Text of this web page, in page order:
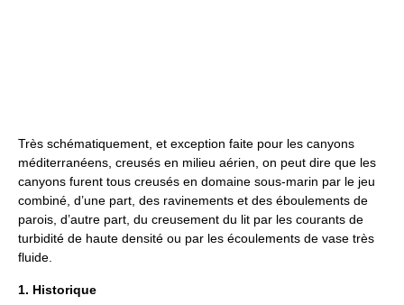
Très schématiquement, et exception faite pour les canyons
méditerranéens, creusés en milieu aérien, on peut dire que les
canyons furent tous creusés en domaine sous-marin par le jeu
combiné, d’une part, des ravinements et des éboulements de
parois, d’autre part, du creusement du lit par les courants de
turbidité de haute densité ou par les écoulements de vase très
fluide.
1. Historique